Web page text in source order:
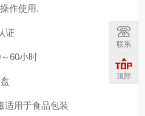
作使用.
证
60小时
适用于食品包装
联系
顶部